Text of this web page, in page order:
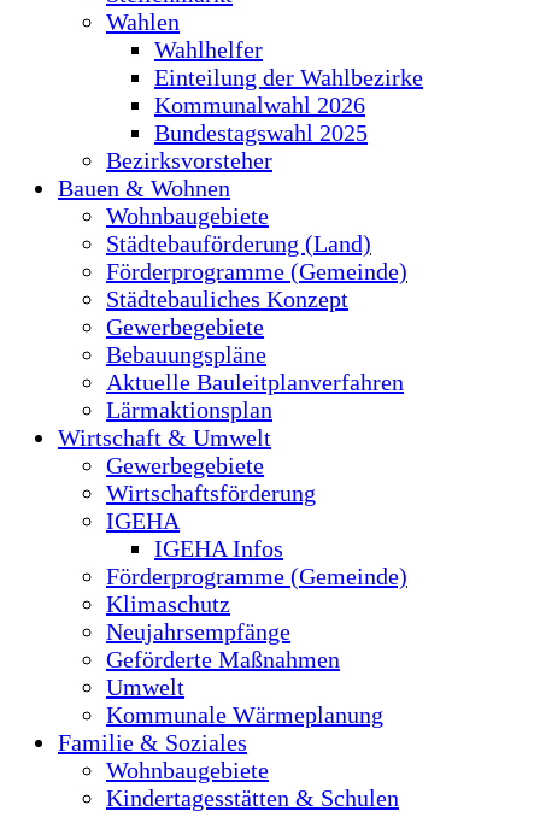
Wahlen
Wahlhelfer
Einteilung der Wahlbezirke
Kommunalwahl 2026
Bundestagswahl 2025
Bezirksvorsteher
Bauen & Wohnen
Wohnbaugebiete
Städtebauförderung (Land)
Förderprogramme (Gemeinde)
Städtebauliches Konzept
Gewerbegebiete
Bebauungspläne
Aktuelle Bauleitplanverfahren
Lärmaktionsplan
Wirtschaft & Umwelt
Gewerbegebiete
Wirtschaftsförderung
IGEHA
IGEHA Infos
Förderprogramme (Gemeinde)
Klimaschutz
Neujahrsempfänge
Geförderte Maßnahmen
Umwelt
Kommunale Wärmeplanung
Familie & Soziales
Wohnbaugebiete
Kindertagesstätten & Schulen